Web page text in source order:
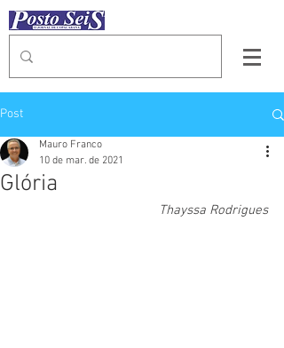
Post
Glória
Mauro Franco
10 de mar. de 2021
Thayssa Rodrigues